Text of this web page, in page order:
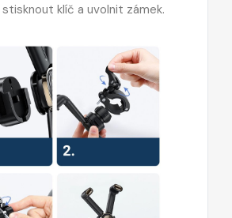
klíč a uvolnit zámek.